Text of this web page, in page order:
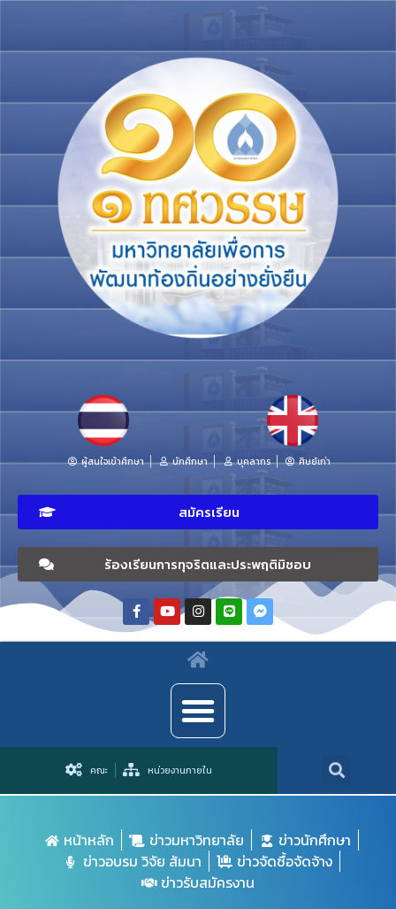
ผู้สนใจเข้าศึกษา นักศึกษา บุคลากร ศิษย์เก่า
สมัครเรียน
ร้องเรียนการทุจริตและประพฤติมิชอบ
คณะ หน่วยงานภายใน
หน้าหลัก ข่าวมหาวิทยาลัย
ข่าวนักศึกษา
ข่าวอบรม วิจัย สัมนา
ข่าวจัดซื้อจัดจ้าง
ข่าวรับสมัครงาน